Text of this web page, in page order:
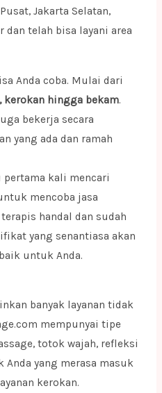
Jakarta Selatan,
dan telah bisa layani area
Anda coba. Mulai dari
hingga bekam.
bekerja secara
yang ada dan ramah
pertama kali mencari
mencoba jasa
handal dan sudah
yang senantiasa akan
untuk Anda.
banyak layanan tidak
mempunyai tipe
totok wajah, refleksi
Anda yang merasa masuk
kerokan.